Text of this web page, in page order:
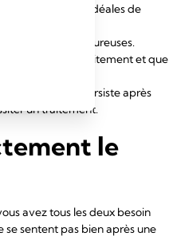
des conditions idéales de
les zones douloureuses.
habitué à l'allaitement et que
si la douleur persiste après
un traitement.
le
avez tous les deux besoin
sentent pas bien après une